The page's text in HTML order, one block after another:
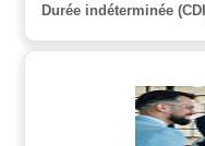
Durée indéterminée